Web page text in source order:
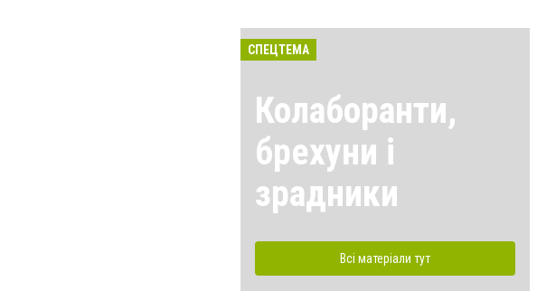
СПЕЦТЕМА
Колаборанти,
брехуни і
зрадники
Всі матеріали тут